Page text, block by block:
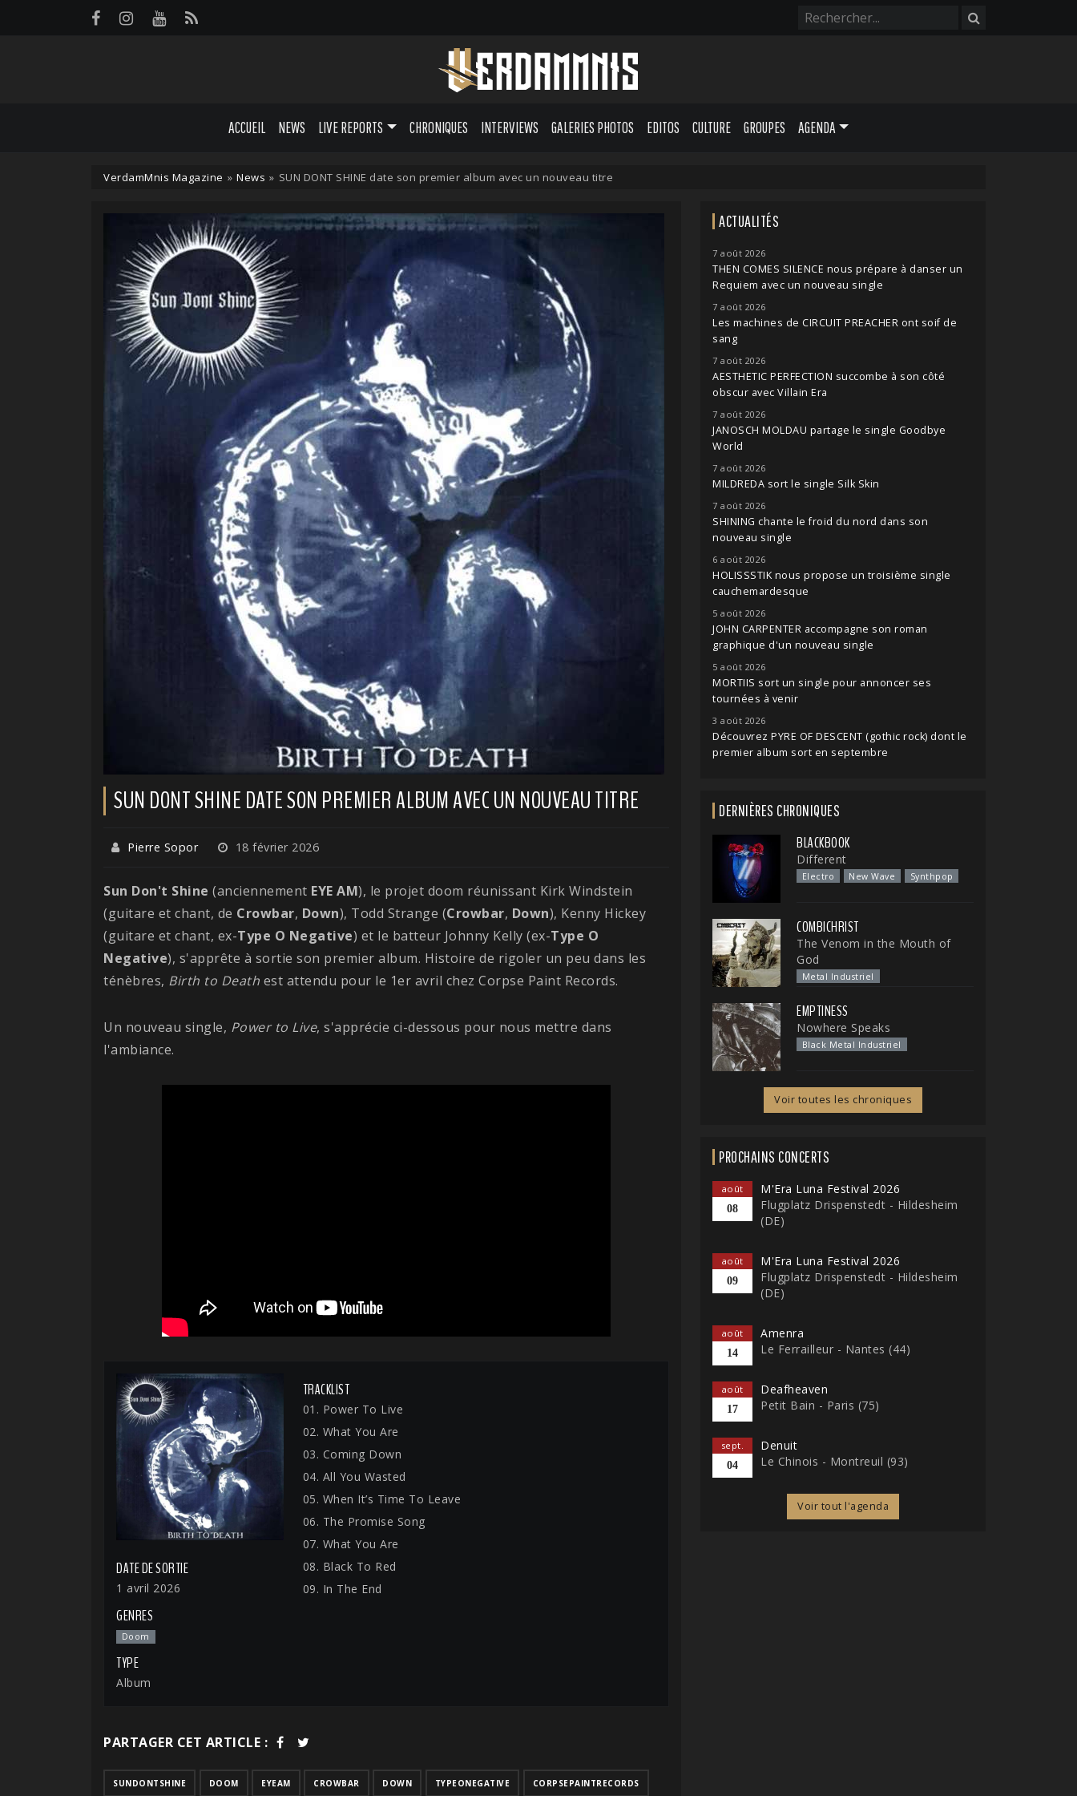
ACCUEIL NEWS LIVE REPORTS CHRONIQUES INTERVIEWS GALERIES PHOTOS EDITOS CULTURE GROUPES AGENDA
VerdamMnis Magazine » News » SUN DONT SHINE date son premier album avec un nouveau titre
SUN DONT SHINE DATE SON PREMIER ALBUM AVEC UN NOUVEAU TITRE
Pierre Sopor 18 février 2026
Sun Don't Shine (anciennement EYE AM), le projet doom réunissant Kirk Windstein
(guitare et chant, de Crowbar, Down), Todd Strange (Crowbar, Down), Kenny Hickey
(guitare et chant, ex-Type O Negative) et le batteur Johnny Kelly (ex-Type O
Negative), s'apprête à sortie son premier album. Histoire de rigoler un peu dans les
ténèbres, Birth to Death est attendu pour le 1er avril chez Corpse Paint Records.
Un nouveau single, Power to Live, s'apprécie ci-dessous pour nous mettre dans
l'ambiance.
DATE DE SORTIE
1 avril 2026
GENRES
Doom
TYPE
Album
TRACKLIST
01. Power To Live
02. What You Are
03. Coming Down
04. All You Wasted
05. When It’s Time To Leave
06. The Promise Song
07. What You Are
08. Black To Red
09. In The End
PARTAGER CET ARTICLE :
SUNDONTSHINE DOOM EYEAM CROWBAR DOWN TYPEONEGATIVE CORPSEPAINTRECORDS
ACTUALITÉS
7 août 2026
THEN COMES SILENCE nous prépare à danser un
Requiem avec un nouveau single
7 août 2026
Les machines de CIRCUIT PREACHER ont soif de
sang
7 août 2026
AESTHETIC PERFECTION succombe à son côté
obscur avec Villain Era
7 août 2026
JANOSCH MOLDAU partage le single Goodbye
World
7 août 2026
MILDREDA sort le single Silk Skin
7 août 2026
SHINING chante le froid du nord dans son
nouveau single
6 août 2026
HOLISSSTIK nous propose un troisième single
cauchemardesque
5 août 2026
JOHN CARPENTER accompagne son roman
graphique d'un nouveau single
5 août 2026
MORTIIS sort un single pour annoncer ses
tournées à venir
3 août 2026
Découvrez PYRE OF DESCENT (gothic rock) dont le
premier album sort en septembre
DERNIÈRES CHRONIQUES
BLACKBOOK
Different
Electro New Wave Synthpop
COMBICHRIST
The Venom in the Mouth of
God
Metal Industriel
EMPTINESS
Nowhere Speaks
Black Metal Industriel
Voir toutes les chroniques
PROCHAINS CONCERTS
août
08
M'Era Luna Festival 2026
Flugplatz Drispenstedt - Hildesheim
(DE)
août
09
M'Era Luna Festival 2026
Flugplatz Drispenstedt - Hildesheim
(DE)
août
14
Amenra
Le Ferrailleur - Nantes (44)
août
17
Deafheaven
Petit Bain - Paris (75)
sept.
04
Denuit
Le Chinois - Montreuil (93)
Voir tout l'agenda
Panneau de gestion des cookies